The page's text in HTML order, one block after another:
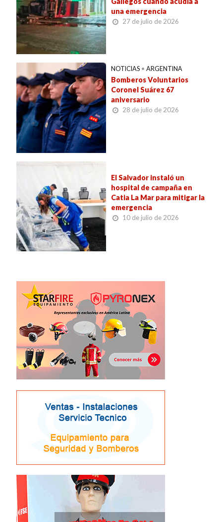
una emergencia
27 de julio de 2026
NOTICIAS • ARGENTINA
Bomberos Voluntarios
Coronel Suárez 67
aniversario
28 de julio de 2026
El Salvador instaló un
hospital de campaña en
Catia La Mar para mitigar la
emergencia
10 de julio de 2026